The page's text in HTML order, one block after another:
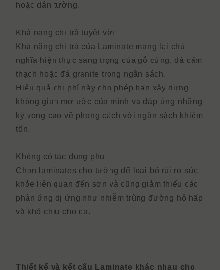
hoặc dán tường.
Khả năng chi trả tuyệt vời
Khả năng chi trả của Laminate mang lại chủ
nghĩa hiện thực sang trọng của gỗ cứng, đá cẩm
thạch hoặc đá granite trong ngân sách.
Hiệu quả chi phí này cho phép bạn xây dựng
không gian mơ ước của mình và đáp ứng những
kỳ vọng cao về phong cách với ngân sách khiêm
tốn.
Không có tác dụng phụ
Chọn laminates cho tường để loại bỏ rủi ro sức
khỏe liên quan đến sơn và cũng giảm thiểu các
phản ứng dị ứng như nhiễm trùng đường hô hấp
và khó chịu cho da.
Thiết kế và kết cấu Laminate khác nhau cho